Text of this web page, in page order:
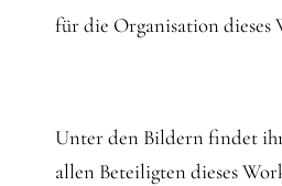
für die Organisation dieses
Unter den Bildern findet
allen Beteiligten dieses